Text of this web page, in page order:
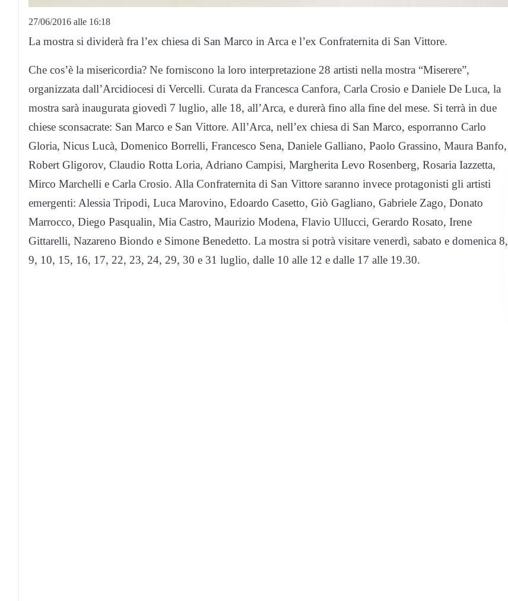
27/06/2016 alle 16:18
La mostra si dividerà fra l’ex chiesa di San Marco in Arca e l’ex Confraternita di San Vittore.
Che cos’è la misericordia? Ne forniscono la loro interpretazione 28 artisti nella mostra “Miserere”,
organizzata dall’Arcidiocesi di Vercelli. Curata da Francesca Canfora, Carla Crosio e Daniele De Luca, la
mostra sarà inaugurata giovedì 7 luglio, alle 18, all’Arca, e durerà fino alla fine del mese. Si terrà in due
chiese sconsacrate: San Marco e San Vittore. All’Arca, nell’ex chiesa di San Marco, esporranno Carlo
Gloria, Nicus Lucà, Domenico Borrelli, Francesco Sena, Daniele Galliano, Paolo Grassino, Maura Banfo,
Robert Gligorov, Claudio Rotta Loria, Adriano Campisi, Margherita Levo Rosenberg, Rosaria Iazzetta,
Mirco Marchelli e Carla Crosio. Alla Confraternita di San Vittore saranno invece protagonisti gli artisti
emergenti: Alessia Tripodi, Luca Marovino, Edoardo Casetto, Giò Gagliano, Gabriele Zago, Donato
Marrocco, Diego Pasqualin, Mia Castro, Maurizio Modena, Flavio Ullucci, Gerardo Rosato, Irene
Gittarelli, Nazareno Biondo e Simone Benedetto. La mostra si potrà visitare venerdì, sabato e domenica 8,
9, 10, 15, 16, 17, 22, 23, 24, 29, 30 e 31 luglio, dalle 10 alle 12 e dalle 17 alle 19.30.